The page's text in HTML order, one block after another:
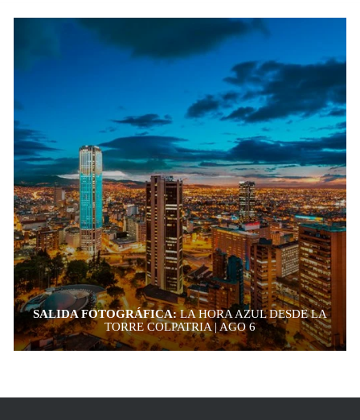
SALIDA FOTOGRÁFICA:LA HORA AZUL DESDE LA
TORRE COLPATRIA | AGO 6